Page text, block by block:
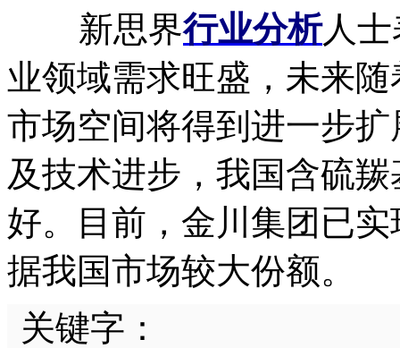
新思界行业分析人
业领域需求旺盛，未来
市场空间将得到进一步
及技术进步，我国含硫
好。目前，金川集团已
据我国市场较大份额。
关键字：